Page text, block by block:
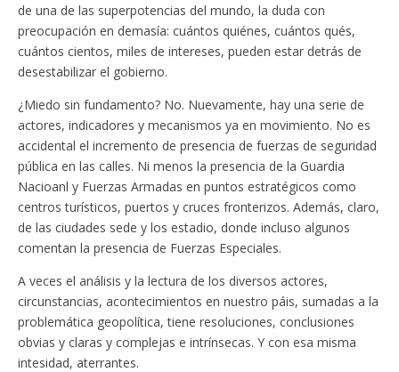
de una de las superpotencias del mundo, la duda con
preocupación en demasía: cuántos quiénes, cuántos qués,
cuántos cientos, miles de intereses, pueden estar detrás de
desestabilizar el gobierno.
¿Miedo sin fundamento? No. Nuevamente, hay una serie de
actores, indicadores y mecanismos ya en movimiento. No es
accidental el incremento de presencia de fuerzas de seguridad
pública en las calles. Ni menos la presencia de la Guardia
Nacioanl y Fuerzas Armadas en puntos estratégicos como
centros turísticos, puertos y cruces fronterizos. Además, claro,
de las ciudades sede y los estadio, donde incluso algunos
comentan la presencia de Fuerzas Especiales.
A veces el análisis y la lectura de los diversos actores,
circunstancias, acontecimientos en nuestro páis, sumadas a la
problemática geopolítica, tiene resoluciones, conclusiones
obvias y claras y complejas e intrínsecas. Y con esa misma
intesidad, aterrantes.